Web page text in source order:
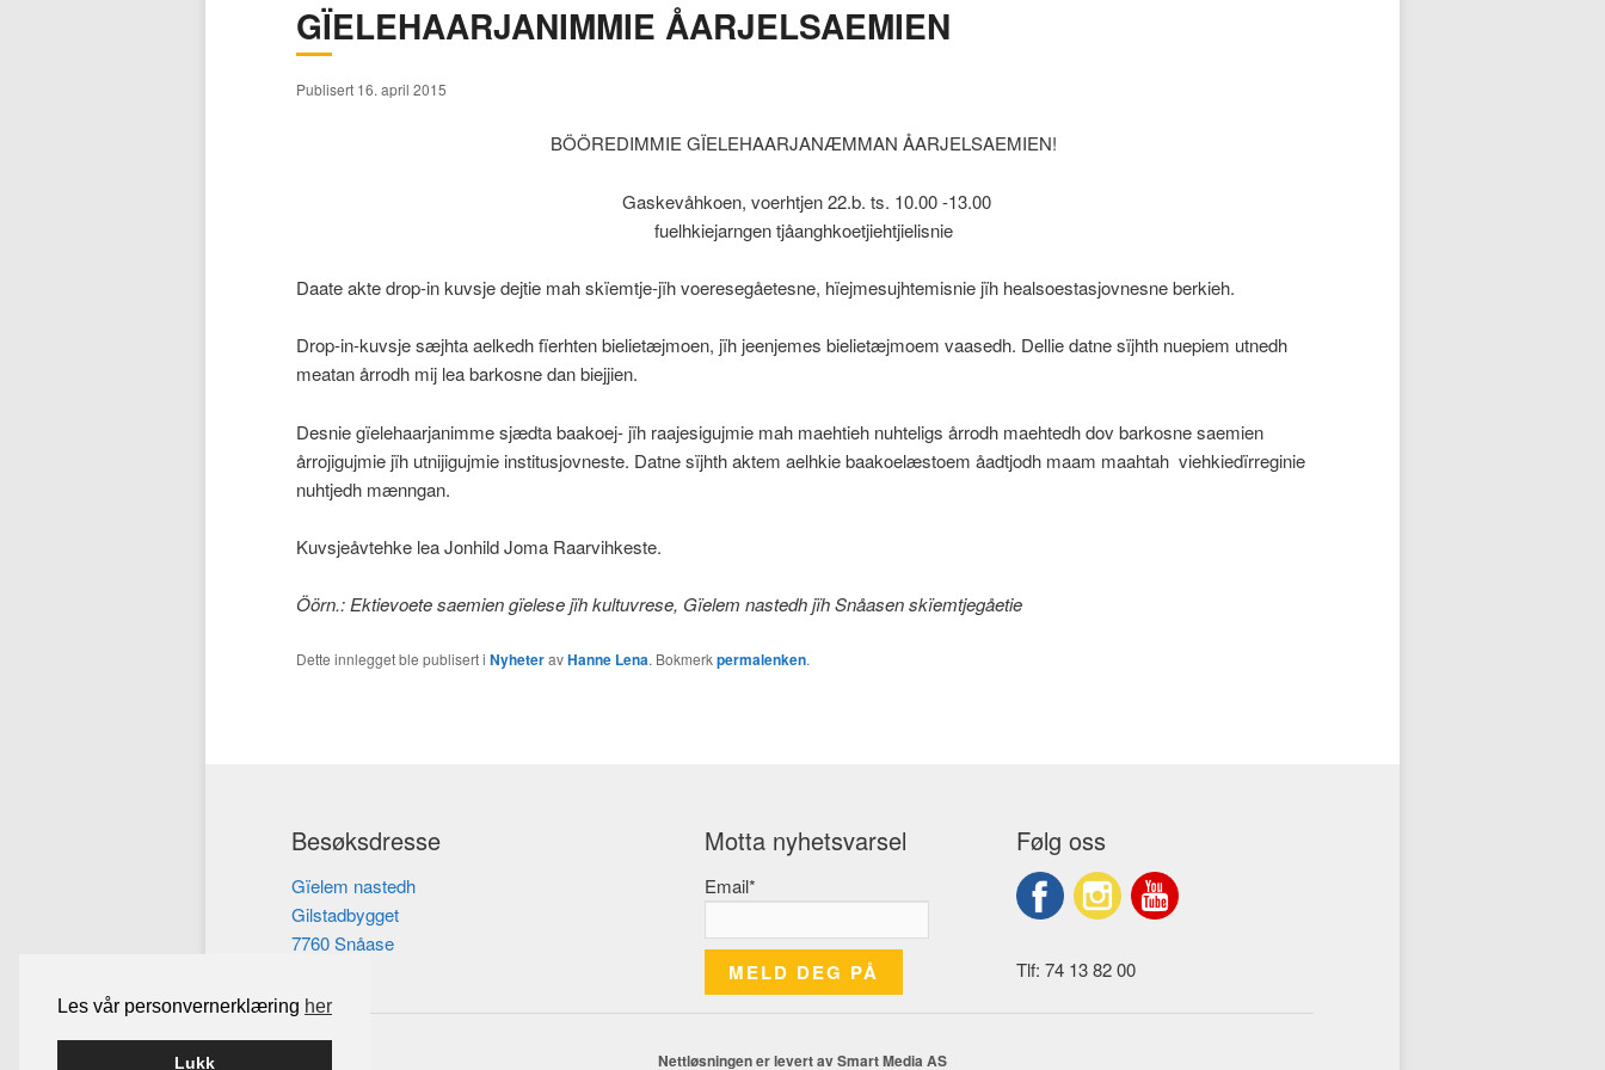
Les vår personvernerklæring her
Lukk
hovedinnholdet
sekundærinnholdet
GÏELEHAARJANIMMIE ÅARJELSAEMIEN
Publisert 16. april 2015
BÖÖREDIMMIE GÏELEHAARJANÆMMAN ÅARJELSAEMIEN!
Gaskevåhkoen, voerhtjen 22.b. ts. 10.00 -13.00
fuelhkiejarngen tjåanghkoetjiehtjielisnie
Daate akte drop-in kuvsje dejtie mah skïemtje-jïh voeresegåetesne, hïejmesujhtemisnie jïh healsoestasjovnesne berkieh.
Drop-in-kuvsje sæjhta aelkedh fïerhten bielietæjmoen, jïh jeenjemes bielietæjmoem vaasedh. Dellie datne sïjhth nuepiem utnedh
meatan årrodh mij lea barkosne dan biejjien.
Desnie gïelehaarjanimme sjædta baakoej- jïh raajesigujmie mah maehtieh nuhteligs årrodh maehtedh dov barkosne saemien
årrojigujmie jïh utnijigujmie institusjovneste. Datne sïjhth aktem aelhkie baakoelæstoem åadtjodh maam maahtah viehkiedïrreginie
nuhtjedh mænngan.
Kuvsjeåvtehke lea Jonhild Joma Raarvihkeste.
Öörn.: Ektievoete saemien gïelese jïh kultuvrese, Gïelem nastedh jïh Snåasen skïemtjegåetie
Dette innlegget ble publisert i NyheteravHanne Lena. Bokmerkpermalenken.
Besøksdresse
Gïelem nastedh
Gilstadbygget
7760 Snåase
Motta nyhetsvarsel
Email*
Følg oss
Tlf: 74 13 82 00
Nettløsningen er levert av Smart Media AS